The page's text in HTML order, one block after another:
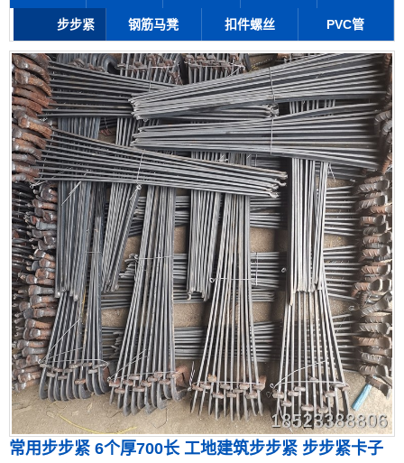
步步紧 钢筋马凳 扣件螺丝 PVC管
常用步步紧 6个厚700长 工地建筑步步紧 步步紧卡子